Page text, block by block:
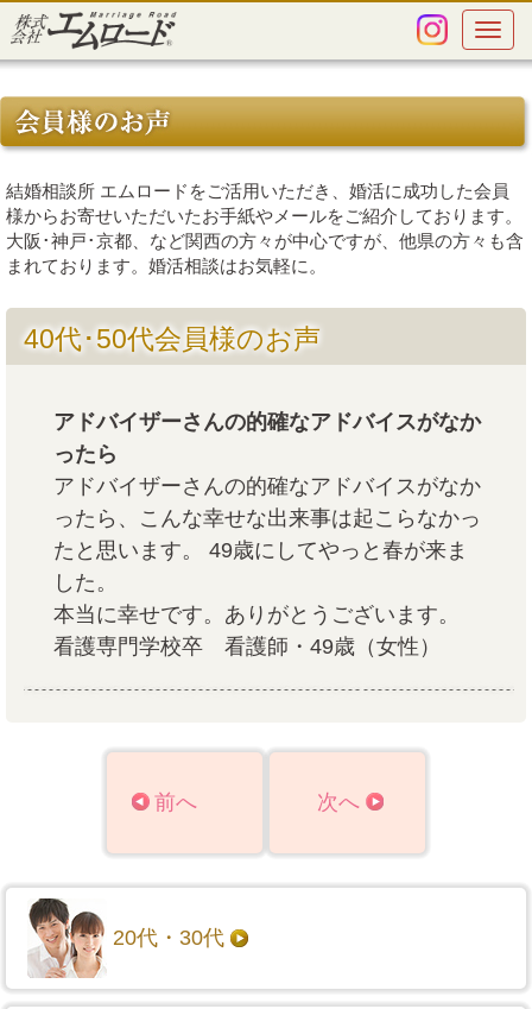
Toggle
結婚相談所 エムロードをご活用いただき、婚活に成功した会員
様からお寄せいただいたお手紙やメールをご紹介しております。
大阪･神戸･京都、など関西の方々が中心ですが、他県の方々も含
まれております。婚活相談はお気軽に。
40代･50代会員様のお声
アドバイザーさんの的確なアドバイスがなか
ったら
アドバイザーさんの的確なアドバイスがなか
ったら、こんな幸せな出来事は起こらなかっ
たと思います。 49歳にしてやっと春が来ま
した。
本当に幸せです。ありがとうございます。
看護専門学校卒 看護師・49歳（女性）
前へ 次へ
20代・30代